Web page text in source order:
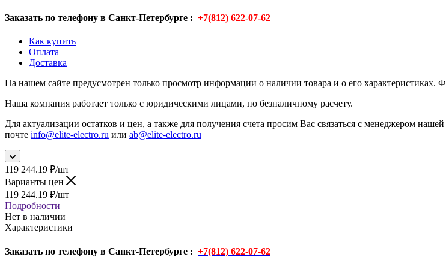
Заказать по телефону в Санкт-Петербурге : +7(812) 622-07-62
Как купить
Оплата
Доставка
На нашем сайте предусмотрен только просмотр информации о наличии товара и о его характеристиках.
Наша компания работает только с юридическими лицами, по безналичному расчету.
Для актуализации остатков и цен, а также для получения счета просим Вас связаться с менеджером
почте info@elite-electro.ru или ab@elite-electro.ru
119 244.19 ₽/шт
Варианты цен
119 244.19 ₽/шт
Подробности
Нет в наличии
Характеристики
Заказать по телефону в Санкт-Петербурге : +7(812) 622-07-62